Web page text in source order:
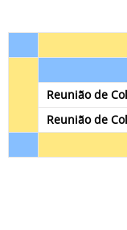
Reunião de
Reunião de